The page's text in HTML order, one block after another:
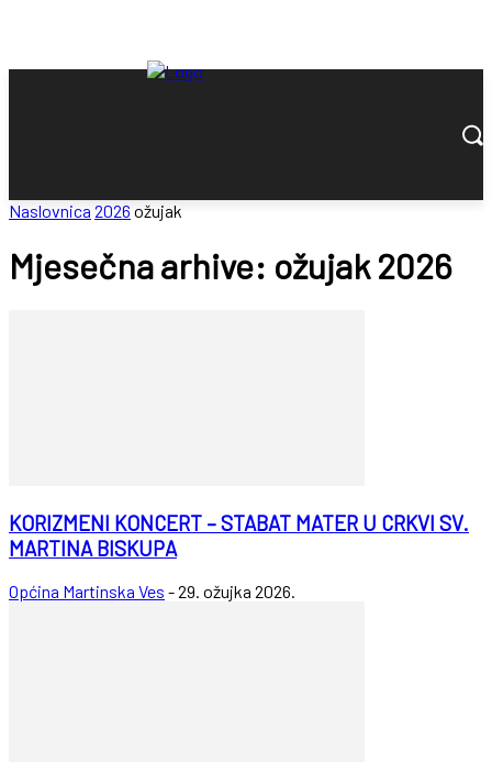
Naslovnica 2026 ožujak
Mjesečna arhive: ožujak 2026
KORIZMENI KONCERT – STABAT MATER U CRKVI SV.
MARTINA BISKUPA
Općina Martinska Ves -29. ožujka 2026.